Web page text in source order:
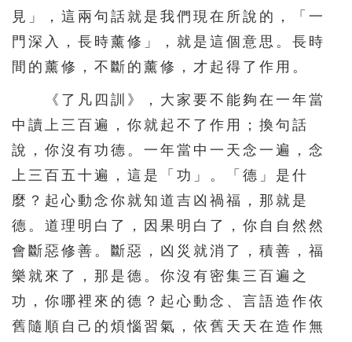
見」，這兩句話就是我們現在所說的，「一
門深入，長時薰修」，就是這個意思。長時
間的薰修，不斷的薰修，才起得了作用。
《了凡四訓》，大家要不能夠在一年當
中讀上三百遍，你就起不了作用；換句話
說，你沒有功德。一年當中一天念一遍，念
上三百五十遍，這是「功」。「德」是什
麼？起心動念你就知道吉凶禍福，那就是
德。道理明白了，因果明白了，你自自然然
會斷惡修善。斷惡，凶災就消了，積善，福
樂就來了，那是德。你沒有密集三百遍之
功，你哪裡來的德？起心動念、言語造作依
舊隨順自己的煩惱習氣，依舊天天在造作無